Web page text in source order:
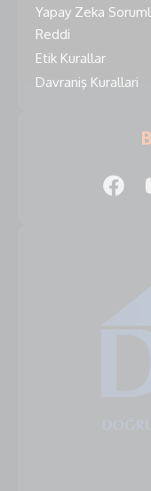
Yapay Zeka
Reddi
Etik Kurallar
Davraniş Kurallari